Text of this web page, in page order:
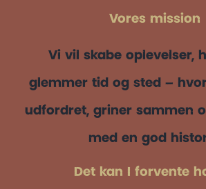
Vores mission
Vi vil skabe oplevelser,
glemmer tid og sted –
udfordret, griner sammen
med en god
Det kan I forvente